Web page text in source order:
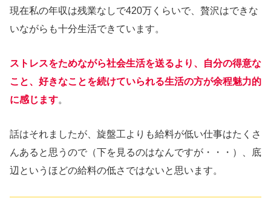
現在私の年収は残業なしで420万くらいで、贅沢はできな
いながらも十分生活できています。
ストレスをためながら社会生活を送るより、自分の得意な
こと、好きなことを続けていられる生活の方が余程魅力的
に感じます。
話はそれましたが、旋盤工よりも給料が低い仕事はたくさ
んあると思うので（下を見るのはなんですが・・・）、底
辺というほどの給料の低さではないと思います。